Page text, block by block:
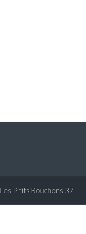
Les P'tits Bouchons 37